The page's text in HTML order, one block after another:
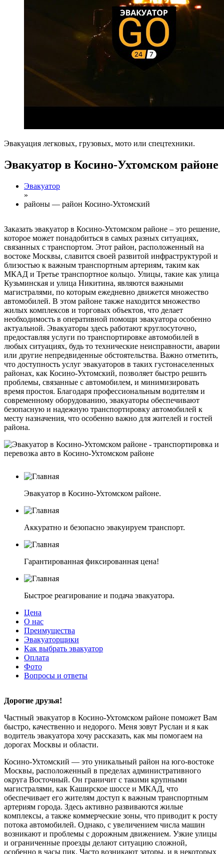
Эвакуация легковых, грузовых, мото или спецтехники.
Эвакуатор в Косино-Ухтомском районе
Эвакуатор
»
районы — район Косино-Ухтомский
Заказать эвакуатор в Косино-Ухтомском районе – это решение,
которое может понадобиться в самых разных ситуациях,
связанных с транспортом. Этот район, расположенный на
востоке Москвы, славится своей развитой инфраструктурой и
близостью к важным транспортным артериям, таким как
МКАД и Третье транспортное кольцо. Улицы, такие как улица
Кузьминская и улица Никитина, являются важными
магистралями, по которым ежедневно движется множество
автомобилей. В этом районе также находится множество
жилых комплексов и торговых объектов, что делает
необходимость в оперативной помощи эвакуатора особенно
актуальной. Эвакуаторы здесь работают круглосуточно,
предоставляя услуги по транспортировке автомобилей в
любых ситуациях, будь то технические неисправности, аварии
или другие непредвиденные обстоятельства. Важно отметить,
что доступность услуг эвакуаторов в таких густонаселенных
районах, как Косино-Ухтомский, позволяет быстро решить
проблемы, связанные с автомобилем, и минимизировать
время простоя. Благодаря профессиональным водителям и
современному оборудованию, эвакуаторы обеспечивают
безопасную и надежную транспортировку автомобилей к
месту назначения, что особенно важно для жителей и гостей
района.
Эвакуатор в Косино-Ухтомском районе.
Аккуратно и безопасно эвакуируем транспорт.
Гарантированная фиксированная цена!
Быстрое реагирование и подача эвакуатора.
Цена
О нас
Преимущества
Эвакуаторщики
Как выбрать эвакуатор
Оплата
Фото
Вопросы и ответы
Дорогие друзья!
Частный эвакуатор в Косино-Ухтомском районе поможет Вам
быстро, качественно и недорого. Меня зовут Руслан и я как
водитель эвакуатора хочу рассказать, как мы помогаем на
дорогах Москвы и области.
Косино-Ухтомский — это уникальный район на юго-востоке
Москвы, расположенный в пределах административного
округа Восточный. Он граничит с такими крупными
магистралями, как Каширское шоссе и МКАД, что
обеспечивает его жителям доступ к важным транспортным
артериям города. Здесь активно развиваются жилые
комплексы, а также коммерческие зоны, что приводит к росту
потока автомобилей. Однако, с увеличением числа машин
возникают и проблемы с дорожным движением. Узкие улицы
и ограниченные проезды делают ситуацию сложной,
особенно в часы пик. Часто возникают заторы, и в некоторых